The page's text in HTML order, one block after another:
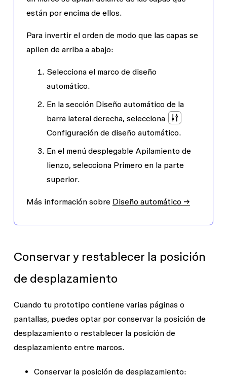
están por encima de ellos.
Para invertir el orden de modo que las capas se
apilen de arriba a abajo:
Selecciona el marco de diseño
automático.
En la sección Diseño automático de la
barra lateral derecha, selecciona
Configuraciónde diseño automático.
En el menú desplegable Apilamiento de
lienzo, selecciona Primero en la parte
superior.
Más información sobre Diseño automático →
Conservar y restablecer la posición
de desplazamiento
Cuando tu prototipo contiene varias páginas o
pantallas, puedes optar por conservar la posición de
desplazamiento o restablecer la posición de
desplazamiento entre marcos.
Conservar la posición de desplazamiento: